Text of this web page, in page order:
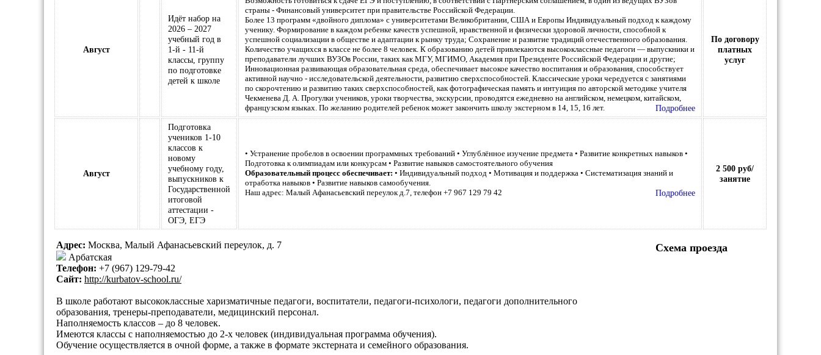
Август
Идёт набор на
2026 – 2027
учебный год в
1-й - 11-й
классы, группу
по подготовке
детей к школе
страны - Финансовый университет при правительстве Российской Федерации.
Более 13 программ «двойного диплома» с университетами Великобритании, США и Европы Индивидуальный подход к каждому
ученику. Формирование в каждом ребенке качеств успешной, нравственной и физически здоровой личности, способной к
успешной социализации в обществе и адаптации к рынку труда; Сохранение и развитие традиций отечественного образования.
Количество учащихся в классе не более 8 человек. К образованию детей привлекаются высококлассные педагоги — выпускники и
преподаватели лучших ВУЗОв России, таких как МГУ, МГИМО, Академия при Президенте Российской Федерации и другие;
Инновационная развивающая образовательная среда, обеспечивает высокое качество воспитания и образования, способствует
активной научно - исследовательской деятельности, развитию сверхспособностей. Классические уроки чередуется с занятиями
по скорочтению и развитию таких сверхспособностей, как фотографическая память и интуиция по авторской методике учителя
Чекменева Д. А. Прогулки учеников, уроки творчества, экскурсии, проводятся ежедневно на английском, немецком, китайском,
французском языках. По желанию родителей ребенок может закончить школу экстерном в 14, 15, 16 лет.
Подробнее
По договору
платных
услуг
Август
Подготовка
учеников 1-10
классов к
новому
учебному году,
выпускников к
Государственной
итоговой
аттестации -
ОГЭ, ЕГЭ
• Устранение пробелов в освоении программных требований • Углублённое изучение предмета • Развитие конкретных навыков •
Подготовка к олимпиадам или конкурсам • Развитие навыков самостоятельного обучения
Образовательный процесс обеспечивает: • Индивидуальный подход • Мотивация и поддержка • Систематизация знаний и
отработка навыков • Развитие навыков самообучения.
Наш адрес: Малый Афанасьевский переулок д.7, телефон +7 967 129 79 42
Подробнее
2 500 руб/
занятие
Схема проезда
Адрес: Москва, Малый Афанасьевский переулок, д. 7
Арбатская
Телефон: +7 (967) 129-79-42
Сайт: http://kurbatov-school.ru/
В школе работают высококлассные харизматичные педагоги, воспитатели, педагоги-психологи, педагоги дополнительного
образования, тренеры-преподаватели, медицинский персонал.
Наполняемость классов – до 8 человек.
Имеются классы с наполняемостью до 2-х человек (индивидуальная программа обучения).
Обучение осуществляется в очной форме, а также в формате экстерната и семейного образования.